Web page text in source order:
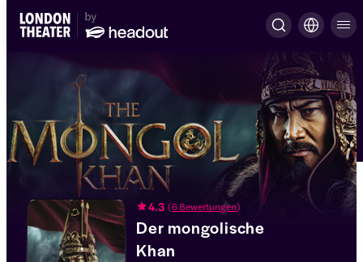
4.3 (6 Bewertungen)
Der mongolische
Khan